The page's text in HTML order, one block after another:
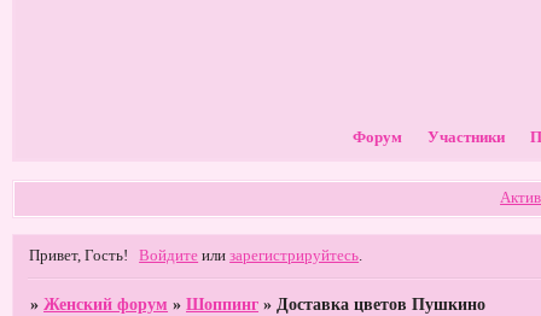
Форум Участники
Привет, Гость! Войдите илизарегистрируйтесь
»Женский форум »Шоппинг »Доставка цветов Пушкино